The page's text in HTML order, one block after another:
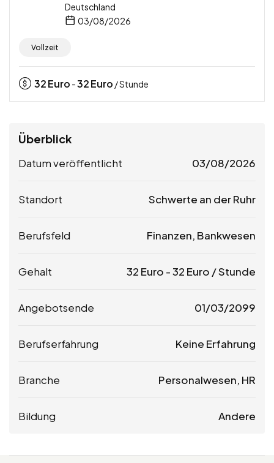
Deutschland
03/08/2026
Vollzeit
32Euro -32Euro / Stunde
Überblick
Datum veröffentlicht 03/08/2026
Standort Schwerte an der Ruhr
Berufsfeld Finanzen, Bankwesen
Gehalt 32 Euro -32 Euro / Stunde
Angebotsende 01/03/2099
Berufserfahrung Keine Erfahrung
Branche Personalwesen, HR
Bildung Andere